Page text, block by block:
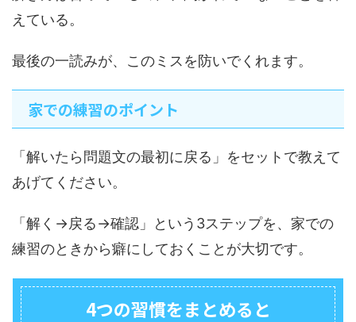
えている。
最後の一読みが、このミスを防いでくれます。
家での練習のポイント
「解いたら問題文の最初に戻る」をセットで教えて
あげてください。
「解く→戻る→確認」という3ステップを、家での
練習のときから癖にしておくことが大切です。
4つの習慣をまとめると